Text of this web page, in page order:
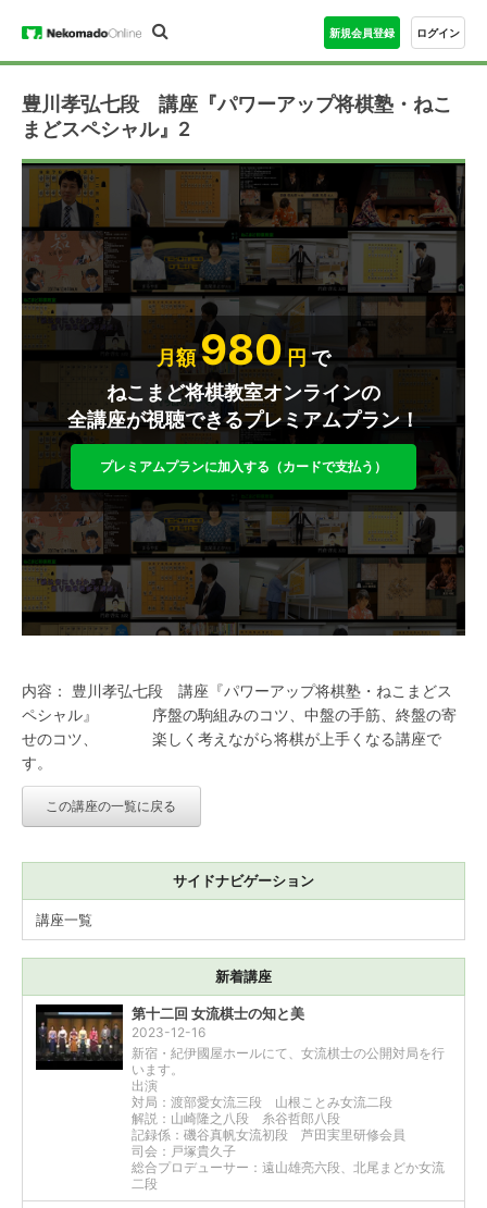
新規会員登録 ログイン
豊川孝弘七段 講座『パワーアップ将棋塾・ねこ
まどスペシャル』2
月額980円で
ねこまど将棋教室オンラインの
全講座が視聴できるプレミアムプラン！
プレミアムプランに加入する（カードで支払う）
内容： 豊川孝弘七段 講座『パワーアップ将棋塾・ねこまどス
ペシャル』 序盤の駒組みのコツ、中盤の手筋、終盤の寄
せのコツ、 楽しく考えながら将棋が上手くなる講座で
す。
この講座の一覧に戻る
サイドナビゲーション
講座一覧
新着講座
第十二回 女流棋士の知と美
2023-12-16
新宿・紀伊國屋ホールにて、女流棋士の公開対局を行
います。
出演
対局：渡部愛女流三段 山根ことみ女流二段
解説：山崎隆之八段 糸谷哲郎八段
記録係：磯谷真帆女流初段 芦田実里研修会員
司会：戸塚貴久子
総合プロデューサー：遠山雄亮六段、北尾まどか女流
二段